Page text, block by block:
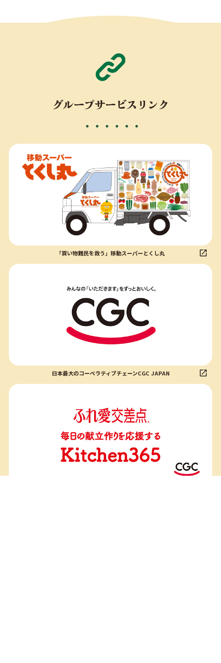
グループサービスリンク
「買い物難民を救う」移動スーパーとくし丸
日本最大のコーペラティブチェーンCGC JAPAN